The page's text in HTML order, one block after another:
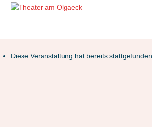
Diese Veranstaltung hat bereits stattgefunden.